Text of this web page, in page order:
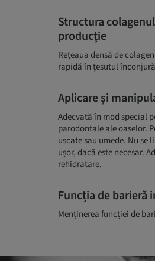
Structura
producție
Rețeaua densă de
rapidă în țesutul
Aplicare și
Adecvată în mod special
parodontale ale oaselor.
uscate sau umede. Nu se
ușor, dacă este necesar.
rehidratare.
Funcția de barieră
Menținerea funcției de